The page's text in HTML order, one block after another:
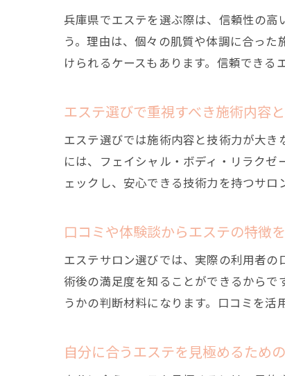
兵庫県でエステを選ぶ際は、信頼性の
う。理由は、個々の肌質や体調に合っ
けられるケースもあります。信頼できる
エステ選びで重視すべき施術内容
エステ選びでは施術内容と技術力が大
には、フェイシャル・ボディ・リラク
ェックし、安心できる技術力を持つサロ
口コミや体験談からエステの特徴
エステサロン選びでは、実際の利用者
術後の満足度を知ることができるから
うかの判断材料になります。口コミを活
自分に合うエステを見極めるため